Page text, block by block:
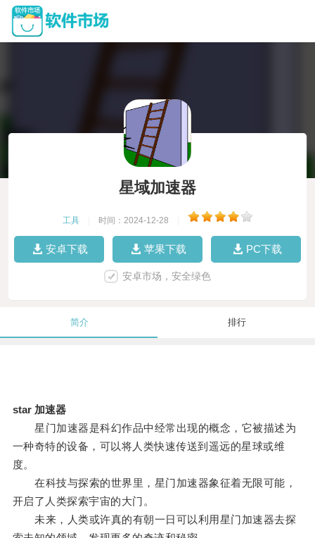
星域加速器
工具 时间：2024-12-28
安卓下载 苹果下载 PC下载
安卓市场，安全绿色
简介 排行
star 加速器
星门加速器是科幻作品中经常出现的概念，它被描述为
一种奇特的设备，可以将人类快速传送到遥远的星球或维
度。
在科技与探索的世界里，星门加速器象征着无限可能，
开启了人类探索宇宙的大门。
未来，人类或许真的有朝一日可以利用星门加速器去探